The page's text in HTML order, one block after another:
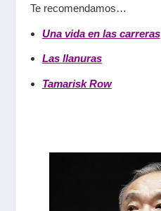
Te recomendamos…
Una vida en las carreras
Las llanuras
Tamarisk Row